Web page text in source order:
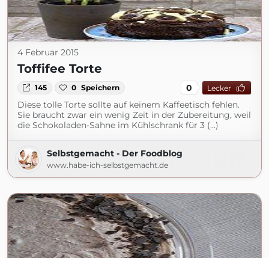
4 Februar 2015
Toffifee Torte
145 0 Speichern 0 Lecker
Diese tolle Torte sollte auf keinem Kaffeetisch fehlen.
Sie braucht zwar ein wenig Zeit in der Zubereitung, weil
die Schokoladen-Sahne im Kühlschrank für 3 (...)
Selbstgemacht - Der Foodblog
www.habe-ich-selbstgemacht.de